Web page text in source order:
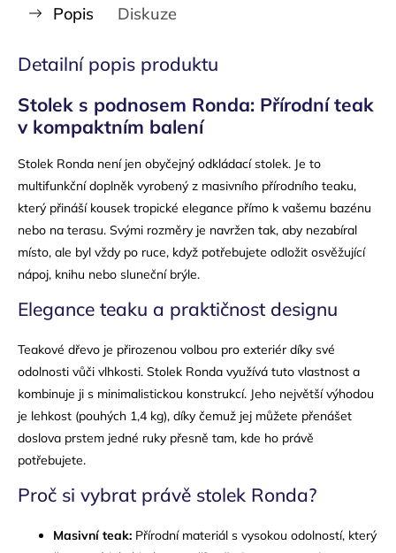
Popis Diskuze
Detailní popis produktu
Stolek s podnosem Ronda: Přírodní teak
v kompaktním balení
Stolek Ronda není jen obyčejný odkládací stolek. Je to
multifunkční doplněk vyrobený z masivního přírodního teaku,
který přináší kousek tropické elegance přímo k vašemu bazénu
nebo na terasu. Svými rozměry je navržen tak, aby nezabíral
místo, ale byl vždy po ruce, když potřebujete odložit osvěžující
nápoj, knihu nebo sluneční brýle.
Elegance teaku a praktičnost designu
Teakové dřevo je přirozenou volbou pro exteriér díky své
odolnosti vůči vlhkosti. Stolek Ronda využívá tuto vlastnost a
kombinuje ji s minimalistickou konstrukcí. Jeho největší výhodou
je lehkost (pouhých 1,4 kg), díky čemuž jej můžete přenášet
doslova prstem jedné ruky přesně tam, kde ho právě
potřebujete.
Proč si vybrat právě stolek Ronda?
Masivní teak: Přírodní materiál s vysokou odolností, který